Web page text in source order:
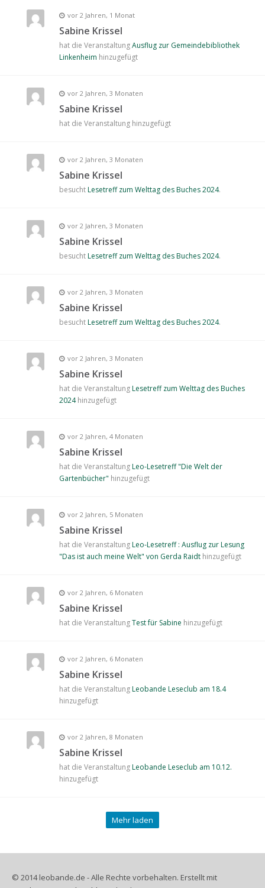
vor 2 Jahren, 1 Monat
Sabine Krissel
hat die VeranstaltungAusflug zur Gemeindebibliothek
Linkenheim hinzugefügt
vor 2 Jahren, 3 Monaten
Sabine Krissel
hat die Veranstaltung hinzugefügt
vor 2 Jahren, 3 Monaten
Sabine Krissel
besuchtLesetreff zum Welttag des Buches 2024.
vor 2 Jahren, 3 Monaten
Sabine Krissel
besuchtLesetreff zum Welttag des Buches 2024.
vor 2 Jahren, 3 Monaten
Sabine Krissel
besuchtLesetreff zum Welttag des Buches 2024.
vor 2 Jahren, 3 Monaten
Sabine Krissel
hat die VeranstaltungLesetreff zum Welttag des Buches
2024hinzugefügt
vor 2 Jahren, 4 Monaten
Sabine Krissel
hat die VeranstaltungLeo-Lesetreff "Die Welt der
Gartenbücher" hinzugefügt
vor 2 Jahren, 5 Monaten
Sabine Krissel
hat die VeranstaltungLeo-Lesetreff : Ausflug zur Lesung
"Das ist auch meine Welt" von Gerda Raidt hinzugefügt
vor 2 Jahren, 6 Monaten
Sabine Krissel
hat die VeranstaltungTest für Sabine hinzugefügt
vor 2 Jahren, 6 Monaten
Sabine Krissel
hat die VeranstaltungLeobande Leseclub am 18.4
hinzugefügt
vor 2 Jahren, 8 Monaten
Sabine Krissel
hat die VeranstaltungLeobande Leseclub am 10.12.
hinzugefügt
Mehr laden
© 2014 leobande.de - Alle Rechte vorbehalten. Erstellt mit